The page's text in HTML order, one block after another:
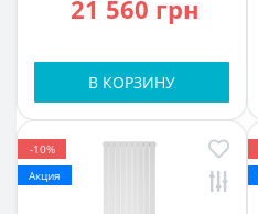
21 560 грн
В КОРЗИНУ
-10%
Акция